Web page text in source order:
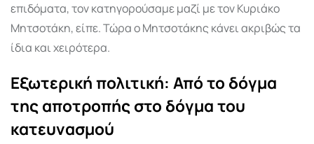
επιδόματα, τον κατηγορούσαμε μαζί με τον Κυριάκο
Μητσοτάκη, είπε. Τώρα ο Μητσοτάκης κάνει ακριβώς τα
ίδια και χειρότερα.
Εξωτερική πολιτική: Από το δόγμα
της αποτροπής στο δόγμα του
κατευνασμού